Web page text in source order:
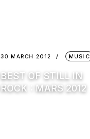
30 MARCH 2012 MUSIC
BEST OF STILL IN
ROCK : MARS 2012